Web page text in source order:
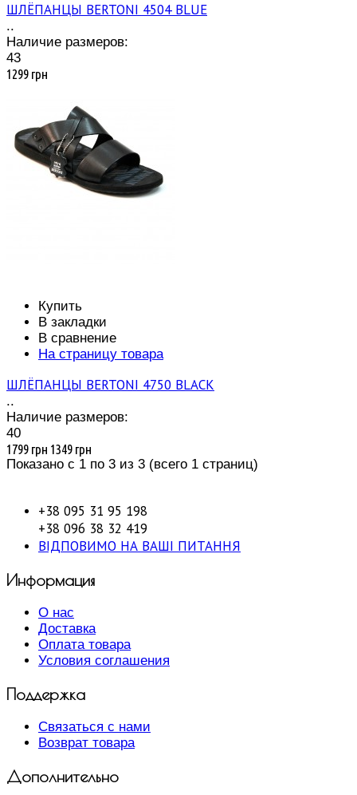
ШЛЁПАНЦЫ BERTONI 4504 BLUE
..
Наличие размеров:
43
1299 грн
Купить
В закладки
В сравнение
На страницу товара
ШЛЁПАНЦЫ BERTONI 4750 BLACK
..
Наличие размеров:
40
1799 грн 1349 грн
Показано с 1 по 3 из 3 (всего 1 страниц)
+38 095 31 95 198
+38 096 38 32 419
ВІДПОВИМО НА ВАШІ ПИТАННЯ
Информация
О нас
Доставка
Оплата товара
Условия соглашения
Поддержка
Связаться с нами
Возврат товара
Дополнительно